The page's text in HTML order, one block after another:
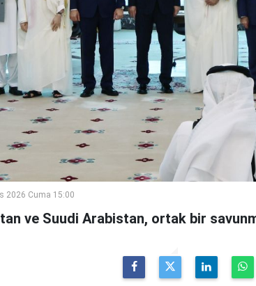
2026 Cuma 15:00
ve Suudi Arabistan, ortak bir